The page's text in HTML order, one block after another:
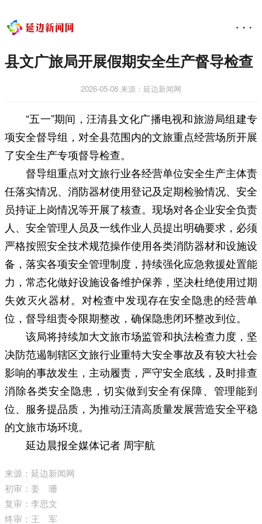
县文广旅局开展假期安全生产督导检查
2026-05-08 来源：延边新闻网
“五一”期间，汪清县文化广播电视和旅游局组建专
项安全督导组，对全县范围内的文旅重点经营场所开展
了安全生产专项督导检查。
督导组重点对文旅行业各经营单位安全生产主体责
任落实情况、消防器材使用登记及定期检验情况、安全
员持证上岗情况等开展了核查。现场对各企业安全负责
人、安全管理人员及一线作业人员提出明确要求，必须
严格按照安全技术规范操作使用各类消防器材和设施设
备，落实各项安全管理制度，持续强化应急救援处置能
力，常态化做好设施设备维护保养，坚决杜绝使用过期
失效灭火器材。对检查中发现存在安全隐患的经营单
位，督导组责令限期整改，确保隐患闭环整改到位。
该局将持续加大文旅市场监管和执法检查力度，坚
决防范遏制辖区文旅行业重特大安全事故及有较大社会
影响的事故发生，主动履责，严守安全底线，及时排查
消除各类安全隐患，切实做到安全有保障、管理能到
位、服务提品质，为推动汪清高质量发展营造安全平稳
的文旅市场环境。
延边晨报全媒体记者 周宇航
来源：延边新闻网
初审：姜 珊
复审：李思文
终审：王 军